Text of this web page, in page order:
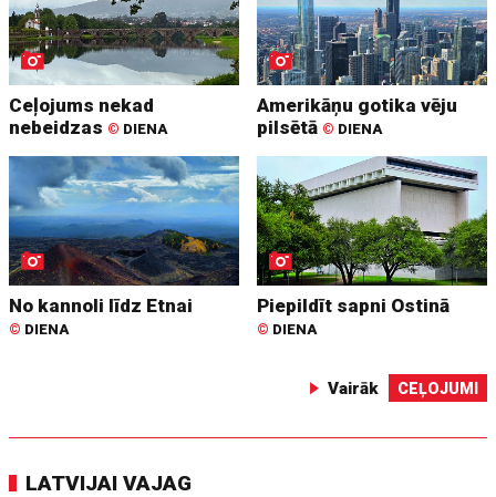
Ceļojums nekad
nebeidzas © DIENA
Amerikāņu gotika vēju
pilsētā © DIENA
No kannoli līdz Etnai
© DIENA
Piepildīt sapni Ostinā
© DIENA
Vairāk CEĻOJUMI
LATVIJAI VAJAG